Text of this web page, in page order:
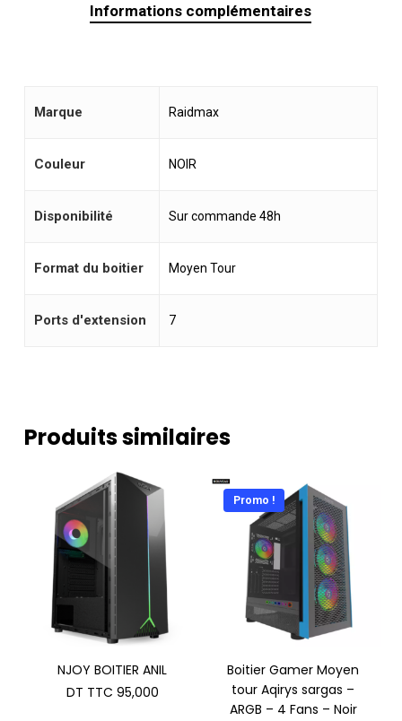
Informations complémentaires
Marque Raidmax
Couleur NOIR
Disponibilité Sur commande 48h
Format du boitier Moyen Tour
Ports d'extension 7
Produits similaires
NJOY BOITIER ANIL
DT TTC 95,000
Promo !
Boitier Gamer Moyen
tour Aqirys sargas –
ARGB – 4 Fans – Noir